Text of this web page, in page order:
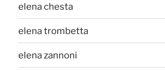
elena chesta
elena trombetta
elena zannoni